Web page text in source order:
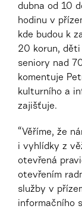
dubna od 10
hodinu v
kde budou k
20 korun,
seniory nad
komentuje
kulturního a
zajišťuje.
“Věříme, že
i vyhlídky z
otevřená
otevřením
služby v
informačního